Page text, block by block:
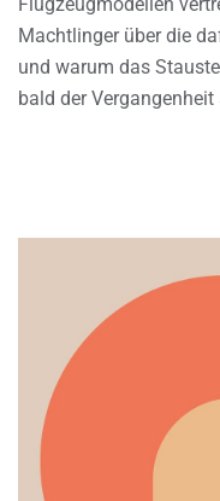
Machtlinger über die
und warum das
bald der